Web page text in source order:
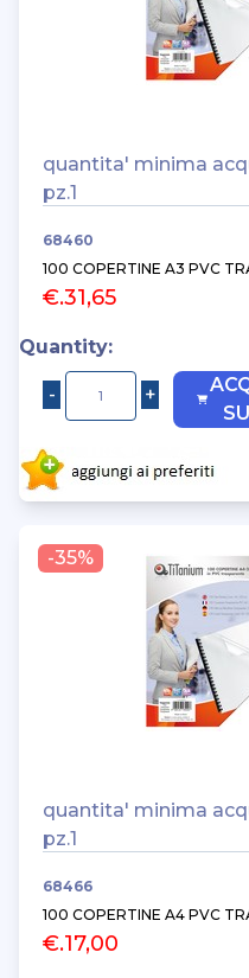
quantita' minima
pz.1
68460
100 COPERTINE A3 PVC
€.31,65
Quantity:
quantita' minima
pz.1
68466
100 COPERTINE A4 PVC
€.17,00
-35%